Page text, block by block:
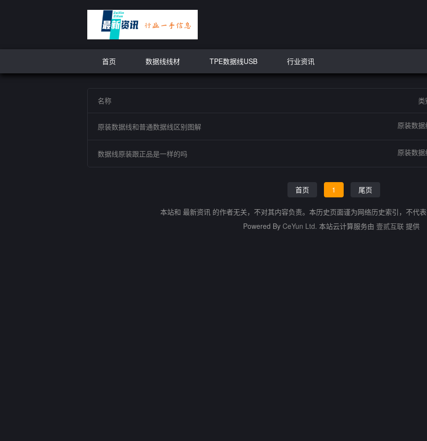
首页 数据线线材 TPE数据线USB 行业资讯
名称 类
原装数据线和普通数据线区别图解 原装数
数据线原装跟正品是一样的吗 原装数
首页 1 尾页
本站和 最新资讯 的作者无关，不对其内容负责。本历史页面谨为网络历史索引，不代表
Powered By CeYun Ltd. 本站云计算服务由 壹贰互联 提供